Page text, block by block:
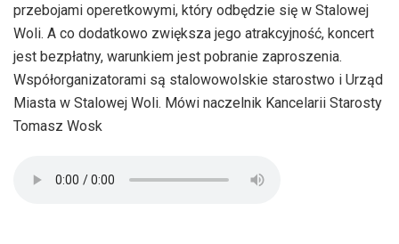
przebojami operetkowymi, który odbędzie się w Stalowej
Woli. A co dodatkowo zwiększa jego atrakcyjność, koncert
jest bezpłatny, warunkiem jest pobranie zaproszenia.
Współorganizatorami są stalowowolskie starostwo i Urząd
Miasta w Stalowej Woli. Mówi naczelnik Kancelarii Starosty
Tomasz Wosk